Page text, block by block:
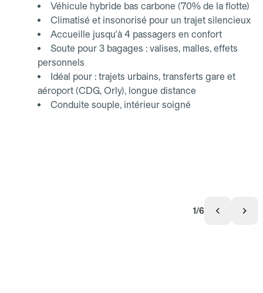
Véhicule hybride bas carbone (70% de la flotte)
Climatisé et insonorisé pour un trajet silencieux
Accueille jusqu'à 4 passagers en confort
Soute pour 3 bagages : valises, malles, effets
personnels
Idéal pour : trajets urbains, transferts gare et
aéroport (CDG, Orly), longue distance
Conduite souple, intérieur soigné
1/6